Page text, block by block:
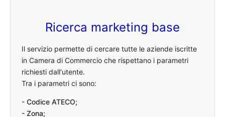
Ricerca marketing base
Il servizio permette di cercare tutte le aziende iscritte
in Camera di Commercio che rispettano i parametri
richiesti dall'utente.
Tra i parametri ci sono:
- Codice ATECO;
- Zona;